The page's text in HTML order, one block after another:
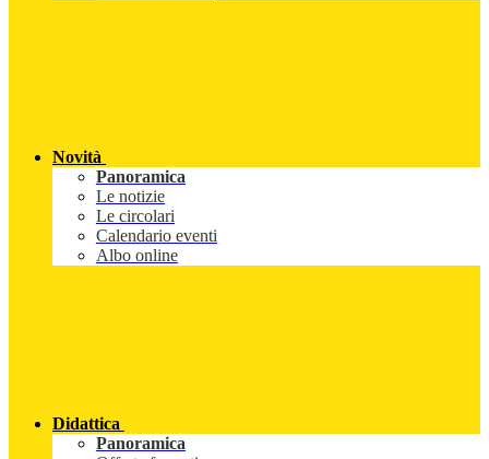
Novità
Panoramica
Le notizie
Le circolari
Calendario eventi
Albo online
Didattica
Panoramica